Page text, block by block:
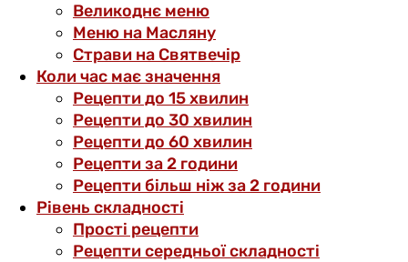
Великоднє меню
Меню на Масляну
Страви на Святвечір
Коли час має значення
Рецепти до 15 хвилин
Рецепти до 30 хвилин
Рецепти до 60 хвилин
Рецепти за 2 години
Рецепти більш ніж за 2 години
Рівень складності
Прості рецепти
Рецепти середньої складності